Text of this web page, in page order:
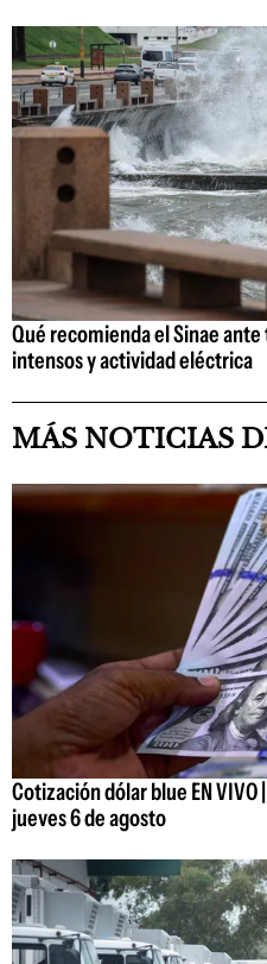
Qué recomienda el Sinae
intensos y actividad eléctrica
MÁS NOTICIAS
Cotización dólar blue EN VIVO
jueves 6 de agosto